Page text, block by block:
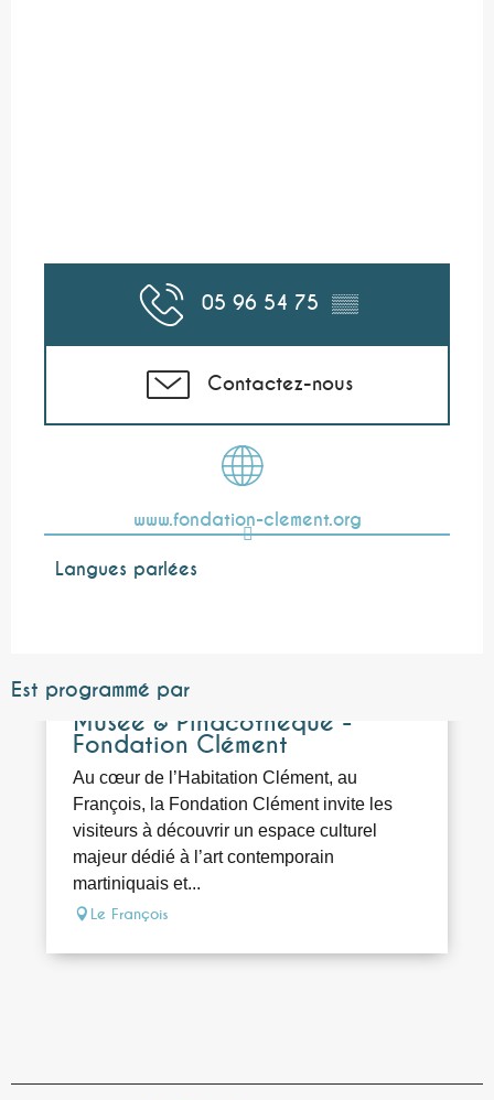
05 96 54 75 ▒▒
Contactez-nous
www.fondation-clement.org
Langues parlées
Langues parlées
Est programmé par
Musée & Pinacothèque -
Fondation Clément
Au cœur de l’Habitation Clément, au
François, la Fondation Clément invite les
visiteurs à découvrir un espace culturel
majeur dédié à l’art contemporain
martiniquais et...
Le François